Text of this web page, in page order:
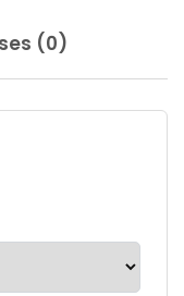
(0)